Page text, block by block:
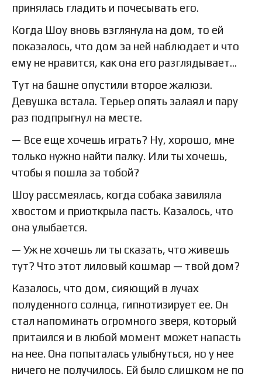
принялась гладить и почесывать его.
Когда Шоу вновь взглянула на дом, то ей
показалось, что дом за ней наблюдает и что
ему не нравится, как она его разглядывает…
Тут на башне опустили второе жалюзи.
Девушка встала. Терьер опять залаял и пару
раз подпрыгнул на месте.
— Все еще хочешь играть? Ну, хорошо, мне
только нужно найти палку. Или ты хочешь,
чтобы я пошла за тобой?
Шоу рассмеялась, когда собака завиляла
хвостом и приоткрыла пасть. Казалось, что
она улыбается.
— Уж не хочешь ли ты сказать, что живешь
тут? Что этот лиловый кошмар — твой дом?
Казалось, что дом, сияющий в лучах
полуденного солнца, гипнотизирует ее. Он
стал напоминать огромного зверя, который
притаился и в любой момент может напасть
на нее. Она попыталась улыбнуться, но у нее
ничего не получилось. Ей было слишком не по